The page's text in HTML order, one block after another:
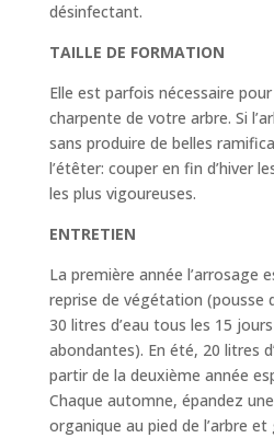
désinfectant.
TAILLE DE FORMATION
Elle est parfois nécessaire
charpente de votre arbre. Si
sans produire de belles
l’étêter: couper en fin d’hiver
les plus vigoureuses.
ENTRETIEN
La première année l’arrosage
reprise de végétation (pousse
30 litres d’eau tous les 15
abondantes). En été, 20 litres
partir de la deuxième année
Chaque automne, épandez
organique au pied de l’arbre